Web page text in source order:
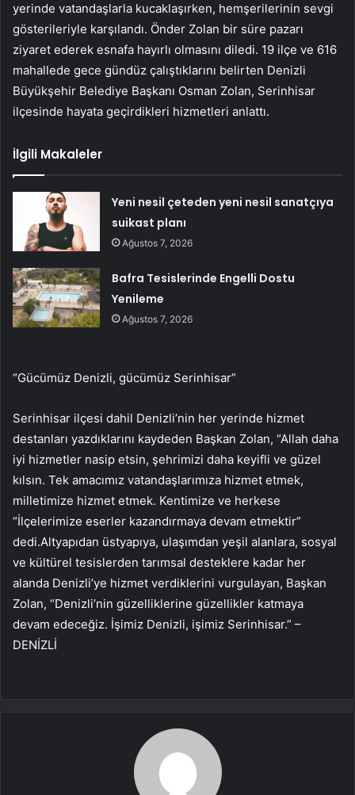
yerinde vatandaşlarla kucaklaşırken, hemşerilerinin sevgi
gösterileriyle karşılandı. Önder Zolan bir süre pazarı
ziyaret ederek esnafa hayırlı olmasını diledi. 19 ilçe ve 616
mahallede gece gündüz çalıştıklarını belirten Denizli
Büyükşehir Belediye Başkanı Osman Zolan, Serinhisar
ilçesinde hayata geçirdikleri hizmetleri anlattı.
İlgili Makaleler
Yeni nesil çeteden yeni nesil sanatçıya
suikast planı
Ağustos 7, 2026
Bafra Tesislerinde Engelli Dostu
Yenileme
Ağustos 7, 2026
“Gücümüz Denizli, gücümüz Serinhisar”
Serinhisar ilçesi dahil Denizli’nin her yerinde hizmet
destanları yazdıklarını kaydeden Başkan Zolan, “Allah daha
iyi hizmetler nasip etsin, şehrimizi daha keyifli ve güzel
kılsın. Tek amacımız vatandaşlarımıza hizmet etmek,
milletimize hizmet etmek. Kentimize ve herkese
“İlçelerimize eserler kazandırmaya devam etmektir”
dedi.Altyapıdan üstyapıya, ulaşımdan yeşil alanlara, sosyal
ve kültürel tesislerden tarımsal desteklere kadar her
alanda Denizli’ye hizmet verdiklerini vurgulayan, Başkan
Zolan, “Denizli’nin güzelliklerine güzellikler katmaya
devam edeceğiz. İşimiz Denizli, işimiz Serinhisar.” –
DENİZLİ